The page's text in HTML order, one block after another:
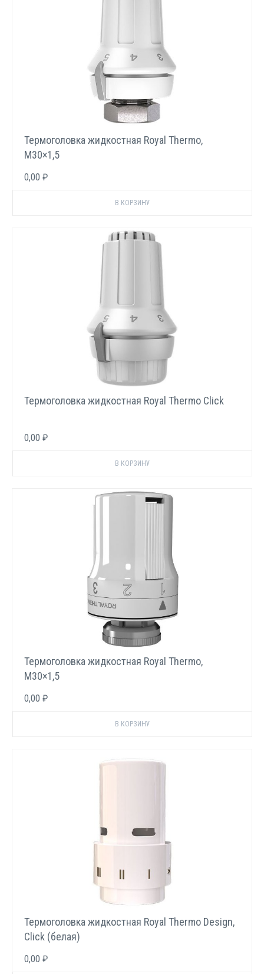
Термоголовка жидкостная Royal Thermo,
М30×1,5
0,00 ₽
Термоголовка жидкостная Royal Thermo Click
0,00 ₽
Термоголовка жидкостная Royal Thermo,
М30×1,5
0,00 ₽
Термоголовка жидкостная Royal Thermo Design,
Click (белая)
0,00 ₽